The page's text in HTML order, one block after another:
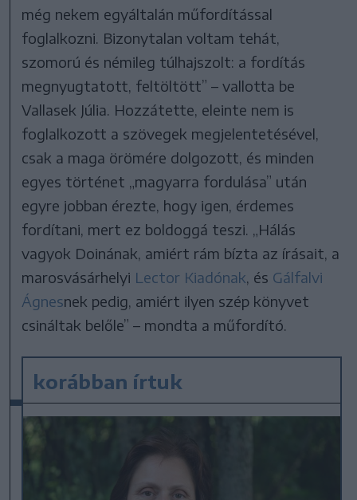
még nekem egyáltalán műfordítással
foglalkozni. Bizonytalan voltam tehát,
szomorú és némileg túlhajszolt: a fordítás
megnyugtatott, feltöltött” – vallotta be
Vallasek Júlia. Hozzátette, eleinte nem is
foglalkozott a szövegek megjelentetésével,
csak a maga örömére dolgozott, és minden
egyes történet „magyarra fordulása” után
egyre jobban érezte, hogy igen, érdemes
fordítani, mert ez boldoggá teszi. „Hálás
vagyok Doinának, amiért rám bízta az írásait, a
marosvásárhelyi Lector Kiadónak , és Gálfalvi
Ágnesnek pedig, amiért ilyen szép könyvet
csináltak belőle” – mondta a műfordító.
korábban írtuk